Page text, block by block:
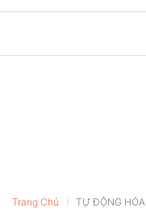
Trang Chủ TỰ ĐỘNG HÓA